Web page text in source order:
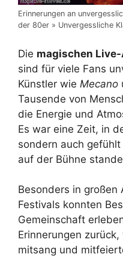
Erinnerungen an
der 80er » Unvergessliche
Die magischen
sind für viele Fans
Künstler wie Mecano
Tausende von
die Energie und
Es war eine Zeit, in
sondern auch
auf der Bühne
Besonders in großen
Festivals konnten
Gemeinschaft
Erinnerungen
mitsang und